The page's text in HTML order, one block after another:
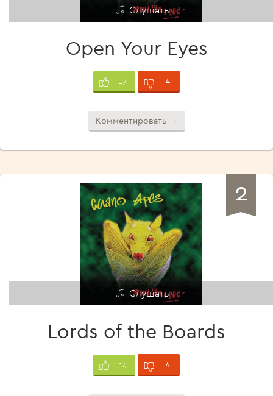
Слушать
Open Your Eyes
17 4
Комментировать →
2
Слушать
Lords of the Boards
14 4